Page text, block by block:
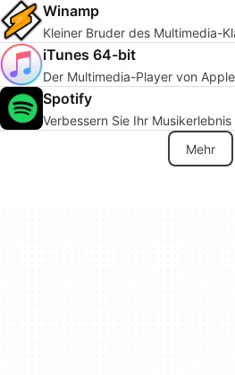
Winamp
Kleiner Bruder des Multimedia-
iTunes 64-bit
Der Multimedia-Player von Apple
Spotify
Verbessern Sie Ihr
Mehr